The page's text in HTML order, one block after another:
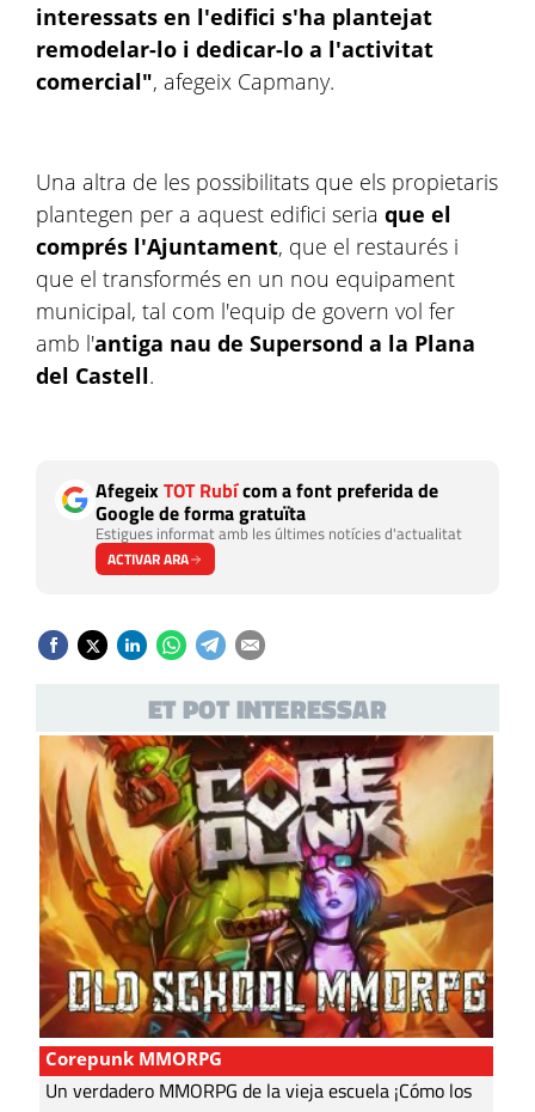
interessats en l'edifici s'ha plantejat
remodelar-lo i dedicar-lo a l'activitat
comercial", afegeix Capmany.
Una altra de les possibilitats que els propietaris
plantegen per a aquest edifici seria que el
comprés l'Ajuntament, que el restaurés i
que el transformés en un nou equipament
municipal, tal com l'equip de govern vol fer
amb l'antiga nau de Supersond a la Plana
del Castell.
AfegeixTOT Rubícom a font preferida de
Google de forma gratuïta
Estigues informat amb les últimes notícies d'actualitat
ACTIVAR ARA
ET POT INTERESSAR
Corepunk MMORPG
Un verdadero MMORPG de la vieja escuela ¡Cómo los